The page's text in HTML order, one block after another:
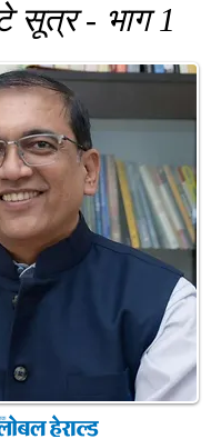
सूत्र - भाग 1